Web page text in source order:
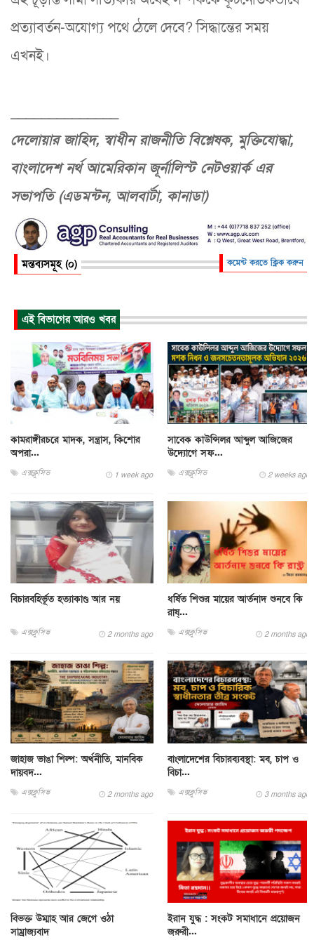
প্রত্যাবর্তন-অযোগ্য পথে ঠেলে দেবে? সিদ্ধান্তের সময়
এখনই।
দেলোয়ার জাহিদ, স্বাধীন রাজনীতি বিশ্লেষক, মুক্তিযোদ্ধা,
বাংলাদেশ নর্থ আমেরিকান জূর্নালিস্ট নেটওয়ার্ক এর
সভাপতি (এডমন্টন, আলবার্টা, কানাডা)
মন্তব্যসমূহ (০) কমেন্ট করতে ক্লিক করুন
এই বিভাগের আরও খবর
কামরাঙ্গীরচরে মাদক, সন্ত্রাস, কিশোর
অপরা...
এক্সক্লুসিভ 1 week ago
সাবেক কাউন্সিলর আব্দুল আজিজের
উদ্যোগে সফ...
এক্সক্লুসিভ 2 weeks ago
বিচারবহির্ভূত হত্যাকাণ্ড আর নয়
এক্সক্লুসিভ 2 months ago
ধর্ষিত শিশুর মায়ের আর্তনাদ শুনবে কি
রাষ্...
এক্সক্লুসিভ 2 months ago
জাহাজ ভাঙা শিল্প: অর্থনীতি, মানবিক
দায়বদ...
এক্সক্লুসিভ 2 months ago
বাংলাদেশের বিচারব্যবস্থা: মব, চাপ ও
বিচা...
এক্সক্লুসিভ 3 months ago
বিভক্ত উম্মাহ আর জেগে ওঠা
সাম্রাজ্যবাদ
ইরান যুদ্ধ : সংকট সমাধানে প্রয়োজন
জরুরী...